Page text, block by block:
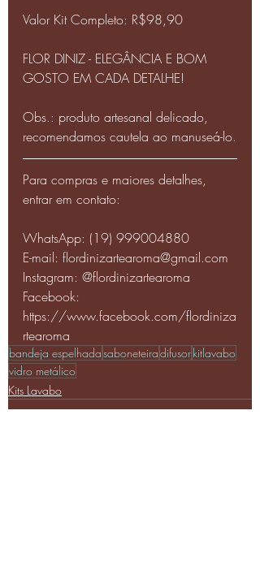
Valor Kit Completo: R$98,90
FLOR DINIZ - ELEGÂNCIA E BOM
GOSTO EM CADA DETALHE!
Obs.: produto artesanal delicado,
recomendamos cautela ao manuseá-lo.
Para compras e maiores detalhes,
entrar em contato:
WhatsApp: (19) 999004880
E-mail: flordinizartearoma@gmail.com
Instagram: @flordinizartearoma
Facebook:
https://www.facebook.com/flordiniza
rtearoma
bandeja espelhadasaboneteiradifusorkitlavabo
vidro metálico
Kits Lavabo